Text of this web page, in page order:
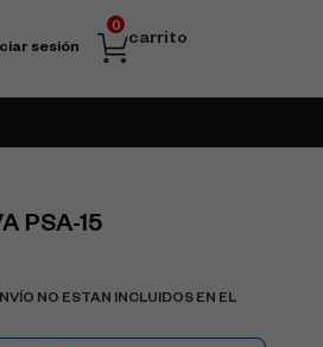
sesión carrito
0
PSA-15
NO ESTAN INCLUIDOS EN EL